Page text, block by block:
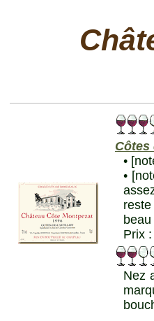
Côtes
•
•
Prix :
Nez